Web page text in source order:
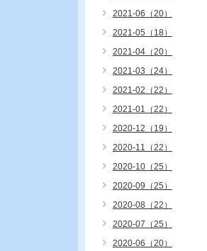
2021-06（20）
2021-05（18）
2021-04（20）
2021-03（24）
2021-02（22）
2021-01（22）
2020-12（19）
2020-11（22）
2020-10（25）
2020-09（25）
2020-08（22）
2020-07（25）
2020-06（20）